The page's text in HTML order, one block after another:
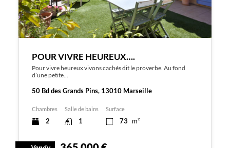
POUR VIVRE HEUREUX….
Pour vivre heureux vivons cachés dit le proverbe. Au fond
d’une petite…
50 Bd des Grands Pins, 13010 Marseille
Chambres
2
Salle de bains
1
Surface
73 m²